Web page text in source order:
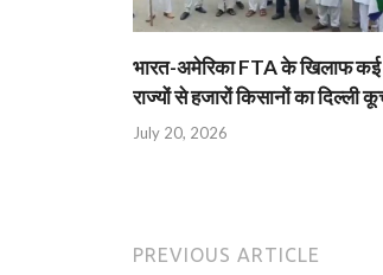
भारत-अमेरिका FTA के खिलाफ कई
राज्यों से हजारों किसानों का दिल्ली
July 20, 2026
PREVIOUS ARTICLE